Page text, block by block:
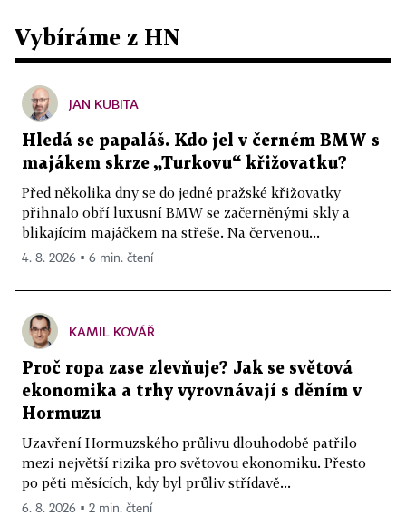
Vybíráme z HN
JAN KUBITA
Hledá se papaláš. Kdo jel v černém BMW s
majákem skrze „Turkovu“ křižovatku?
Před několika dny se do jedné pražské křižovatky
přihnalo obří luxusní BMW se začerněnými skly a
blikajícím majáčkem na střeše. Na červenou...
4. 8. 2026 ▪ 6 min. čtení
KAMIL KOVÁŘ
Proč ropa zase zlevňuje? Jak se světová
ekonomika a trhy vyrovnávají s děním v
Hormuzu
Uzavření Hormuzského průlivu dlouhodobě patřilo
mezi největší rizika pro světovou ekonomiku. Přesto
po pěti měsících, kdy byl průliv střídavě...
6. 8. 2026 ▪ 2 min. čtení